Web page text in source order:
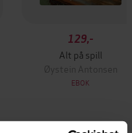
129,-
Alt på spill
Øystein Antonsen
EBOK